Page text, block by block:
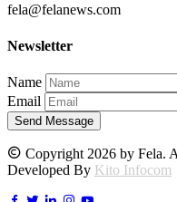
fela@felanews.com
Newsletter
Name
Email
Send Message
Copyright 2026 by Fela.
Developed By Kito Infocom